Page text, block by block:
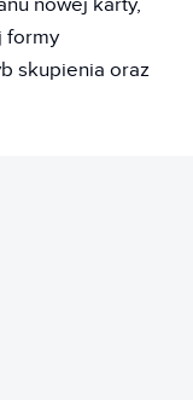
formy
skupienia oraz